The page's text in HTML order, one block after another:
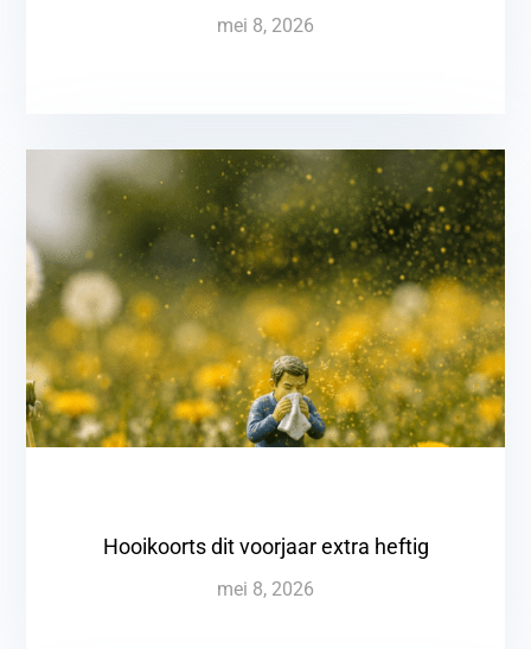
mei 8, 2026
Hooikoorts dit voorjaar extra heftig
mei 8, 2026